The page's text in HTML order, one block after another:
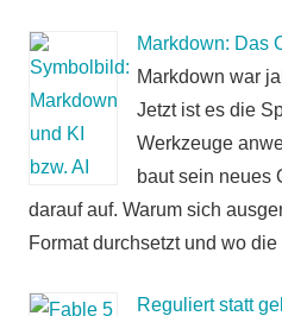
Markdown: Das
Markdown war
Jetzt ist es die
Werkzeuge
baut sein neues
darauf auf. Warum sich
Format durchsetzt und wo
Reguliert statt